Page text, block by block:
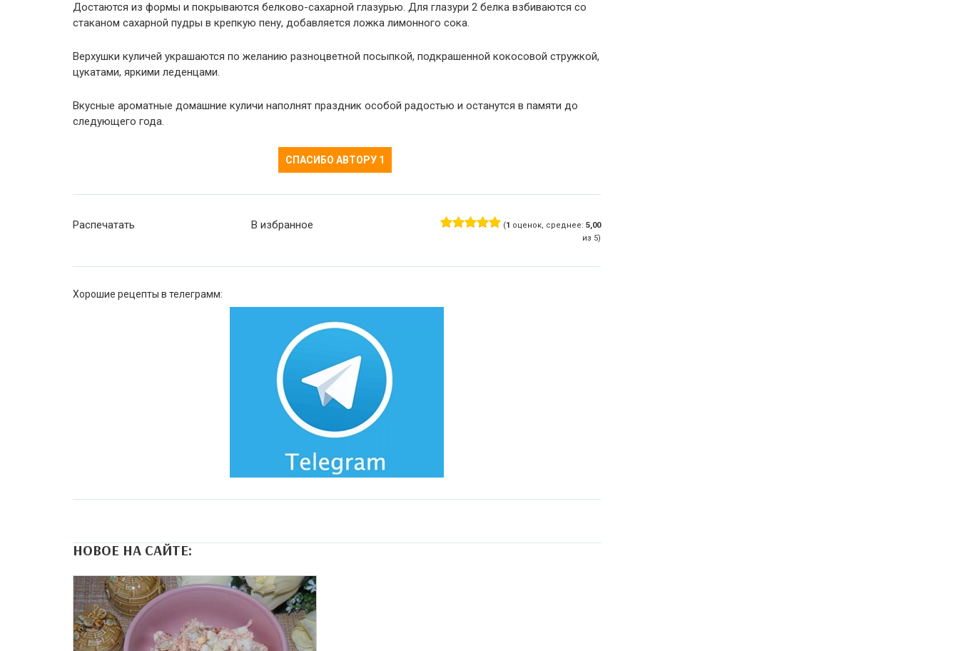
Достаются из формы и покрываются белково-сахарной глазурью. Для глазури 2 белка взбиваются со
стаканом сахарной пудры в крепкую пену, добавляется ложка лимонного сока.
Верхушки куличей украшаются по желанию разноцветной посыпкой, подкрашенной кокосовой стружкой,
цукатами, яркими леденцами.
Вкусные ароматные домашние куличи наполнят праздник особой радостью и останутся в памяти до
следующего года.
СПАСИБО АВТОРУ 1
Распечатать В избранное (1 оценок, среднее: 5,00
из 5)
Хорошие рецепты в телеграмм:
НОВОЕ НА САЙТЕ: